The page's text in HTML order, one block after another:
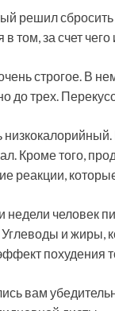
решил
в том, за счет
строгое. В нем
до трех.
Кроме того,
реакции,
недели человек
и жиры,
похудения
вам